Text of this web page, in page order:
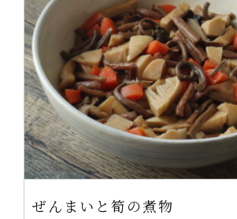
ぜんまいと筍の煮物